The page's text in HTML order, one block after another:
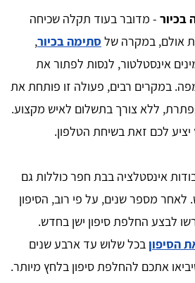
בכיור - מדובר בעוד תקלה שכיחה
אולם, במקרה של סתימה בכיור,
אינסטלטור, לנסות לפתור את
במקרים רבים, פעולה זו פותחת את
ללא צורך בתשלום לאיש מקצוע.
לכם זאת בשיחת הטלפון.
אינסטלציה בבת חפר כוללות גם
לאחר מספר שנים, על פי רוב, הסיפון
לבצע החלפת סיפון ישן בחדש.
הסיפון בכל שלוש עד ארבע שנים
אתכם להחלפת סיפון בלחץ מיותר.